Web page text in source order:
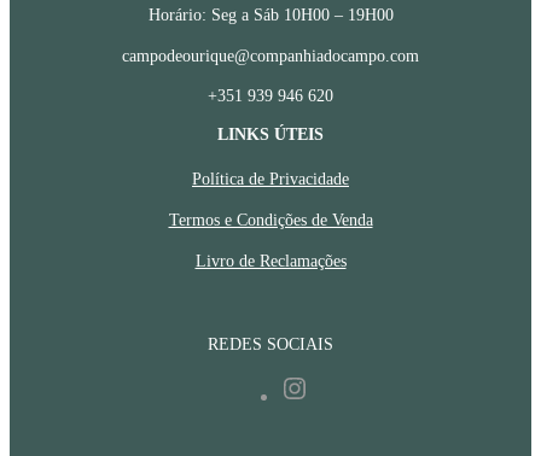
LINKS ÚTEIS
Política de Privacidade
Termos e Condições de Venda
Livro de Reclamações
REDES SOCIAIS
Horário: Seg a Sáb 10H00 – 19H00
campodeourique@companhiadocampo.com
+351 939 946 620